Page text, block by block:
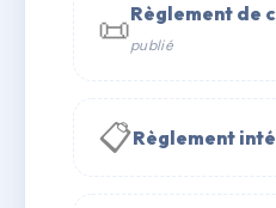
📜Règlement de
publié
📋Règlement